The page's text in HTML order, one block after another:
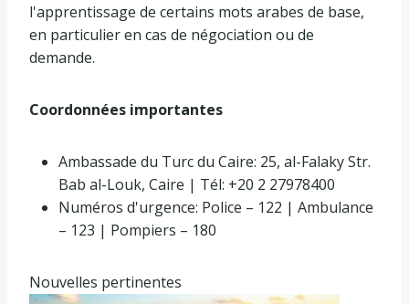
l'apprentissage de certains mots arabes de base,
en particulier en cas de négociation ou de
demande.
Coordonnées importantes
Ambassade du Turc du Caire: 25, al-Falaky Str.
Bab al-Louk, Caire | Tél: +20 2 27978400
Numéros d'urgence: Police – 122 | Ambulance
– 123 | Pompiers – 180
Nouvelles pertinentes